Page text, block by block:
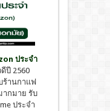
ประจำ
ปี 2560
ร้านกาแฟ
ากมาย รับ
ประจำ